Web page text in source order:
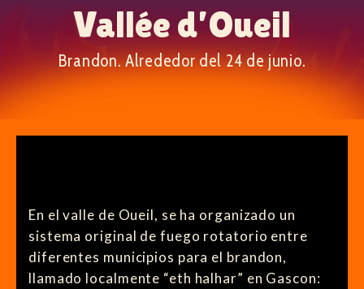
Vallée d’Oueil
Brandon. Alrededor del 24 de junio.
En el valle de Oueil, se ha organizado un
sistema original de fuego rotatorio entre
diferentes municipios para el brandon,
llamado localmente “eth halhar” en Gascon: